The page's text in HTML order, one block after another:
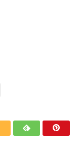
 